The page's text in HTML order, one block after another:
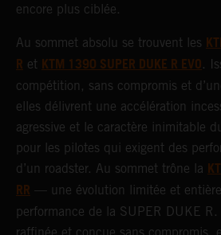
encore plus ciblée.
Au sommet absolu se trouvent les
R et KTM 1390 SUPER DUKE R EVO.
compétition, sans compromis et
elles délivrent une accélération
agressive et le caractère inimitable
pour les pilotes qui exigent des
d’un roadster. Au sommet trône la
RR — une évolution limitée et
performance de la SUPER DUKE